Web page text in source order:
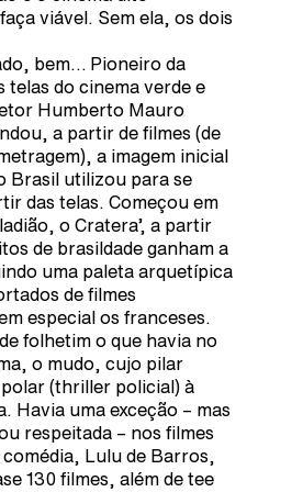
viável. Sem ela, os dois
bem… Pioneiro da
telas do cinema verde e
Humberto Mauro
a partir de filmes (de
a imagem inicial
Brasil utilizou para se
das telas. Começou em
o Cratera’, a partir
de brasildade ganham a
uma paleta arquetípica
de filmes
especial os franceses.
folhetim o que havia no
o mudo, cujo pilar
(thriller policial) à
Havia uma exceção – mas
respeitada – nos filmes
Lulu de Barros,
130 filmes, além de tee